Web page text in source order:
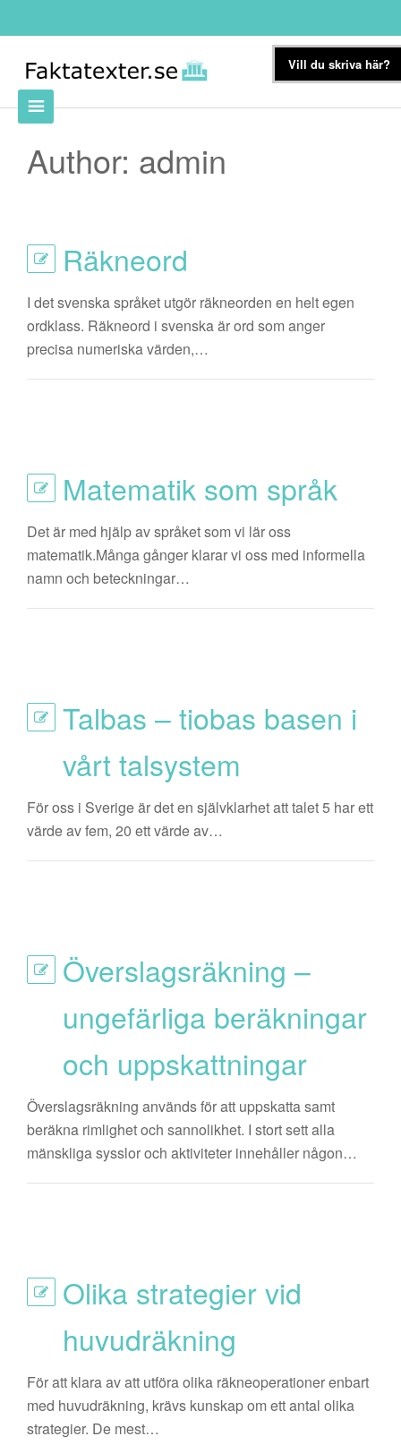
Author: admin
Räkneord
I det svenska språket utgör räkneorden en helt egen
ordklass. Räkneord i svenska är ord som anger
precisa numeriska värden,…
Matematik som språk
Det är med hjälp av språket som vi lär oss
matematik.Många gånger klarar vi oss med informella
namn och beteckningar…
Talbas – tiobas basen i
vårt talsystem
För oss i Sverige är det en självklarhet att talet 5 har ett
värde av fem, 20 ett värde av…
Överslagsräkning –
ungefärliga beräkningar
och uppskattningar
Överslagsräkning används för att uppskatta samt
beräkna rimlighet och sannolikhet. I stort sett alla
mänskliga sysslor och aktiviteter innehåller någon…
Olika strategier vid
huvudräkning
För att klara av att utföra olika räkneoperationer enbart
med huvudräkning, krävs kunskap om ett antal olika
strategier. De mest…
Vill du skriva här?